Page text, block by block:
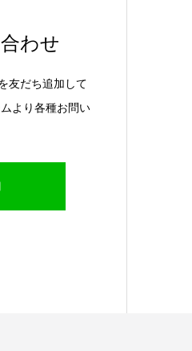
わせ
友だち追加して
より各種お問い